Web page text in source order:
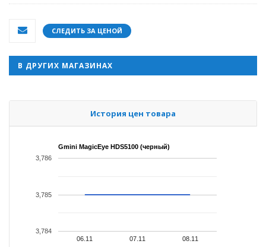
СЛЕДИТЬ ЗА ЦЕНОЙ
В ДРУГИХ МАГАЗИНАХ
История цен товара
Gmini MagicEye HDS5100 (черный)
06.11 07.11 08.11
3,784
3,785
3,786